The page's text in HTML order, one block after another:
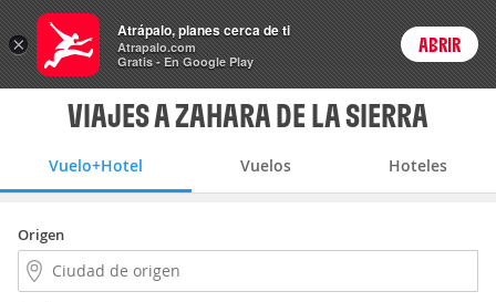
Vuelo+Hotel Login
VIAJES A ZAHARA DE LA SIERRA
Vuelo+Hotel Vuelos Hoteles
Origen
×
Atrápalo, planes cerca de ti
Atrapalo.com
Gratis - En Google Play
ABRIR